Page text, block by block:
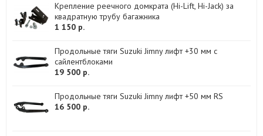
Крепление реечного домкрата (Hi-Lift, Hi-Jack) за
квадратную трубу багажника
1 150 р.
Продольные тяги Suzuki Jimny лифт +30 мм с
сайлентблоками
19 500 р.
Продольные тяги Suzuki Jimny лифт +50 мм RS
16 500 р.